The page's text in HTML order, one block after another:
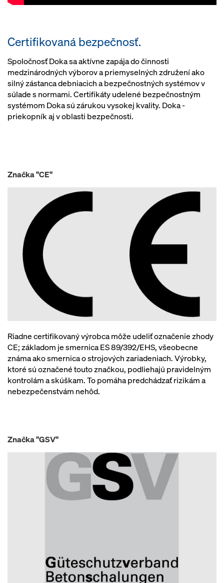
Certifikovaná bezpečnosť.
Spoločnosť Doka sa aktívne zapája do činnosti
medzinárodných výborov a priemyselných združení ako
silný zástanca debniacich a bezpečnostných systémov v
súlade s normami. Certifikáty udelené bezpečnostným
systémom Doka sú zárukou vysokej kvality. Doka -
priekopník aj v oblasti bezpečnosti.
Značka "CE"
Riadne certifikovaný výrobca môže udeliť označenie zhody
CE; základom je smernica ES 89/392/EHS, všeobecne
známa ako smernica o strojových zariadeniach. Výrobky,
ktoré sú označené touto značkou, podliehajú pravidelným
kontrolám a skúškam. To pomáha predchádzať rizikám a
nebezpečenstvám nehôd.
Značka "GSV"